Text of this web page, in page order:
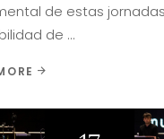
de estas
de